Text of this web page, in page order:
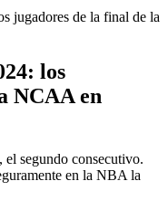
jugadores de la final de la
los
NCAA en
segundo consecutivo.
en la NBA la